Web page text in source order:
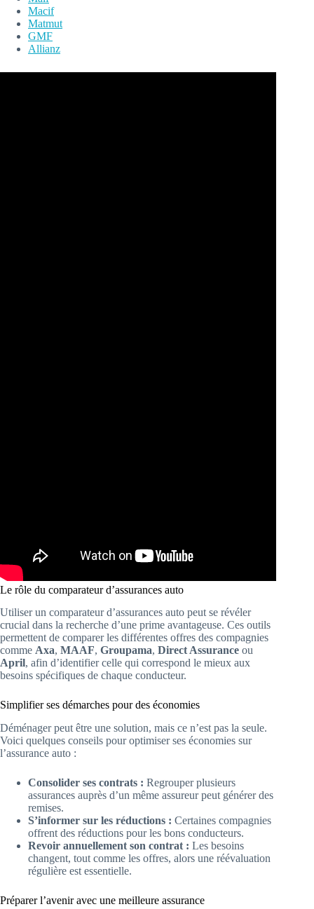
Macif
Matmut
GMF
Allianz
Le rôle du comparateur d’assurances auto
Utiliser un comparateur d’assurances auto peut se révéler
crucial dans la recherche d’une prime avantageuse. Ces outils
permettent de comparer les différentes offres des compagnies
comme Axa, MAAF, Groupama, Direct Assurance ou
April, afin d’identifier celle qui correspond le mieux aux
besoins spécifiques de chaque conducteur.
Simplifier ses démarches pour des économies
Déménager peut être une solution, mais ce n’est pas la seule.
Voici quelques conseils pour optimiser ses économies sur
l’assurance auto :
Consolider ses contrats : Regrouper plusieurs
assurances auprès d’un même assureur peut générer des
remises.
S’informer sur les réductions : Certaines compagnies
offrent des réductions pour les bons conducteurs.
Revoir annuellement son contrat : Les besoins
changent, tout comme les offres, alors une réévaluation
régulière est essentielle.
Préparer l’avenir avec une meilleure assurance